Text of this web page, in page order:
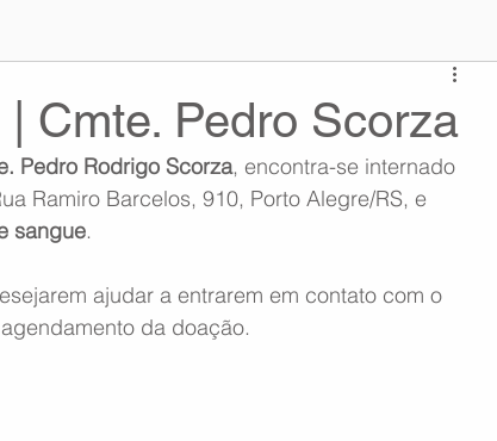
After Landing
Depoimentos Amigo da ASAGOL Entrevista
Cmte. Pedro Scorza
Pedro Rodrigo Scorza, encontra-se internado
Ramiro Barcelos, 910, Porto Alegre/RS, e
sangue.
ajudar a entrarem em contato com o
da doação.